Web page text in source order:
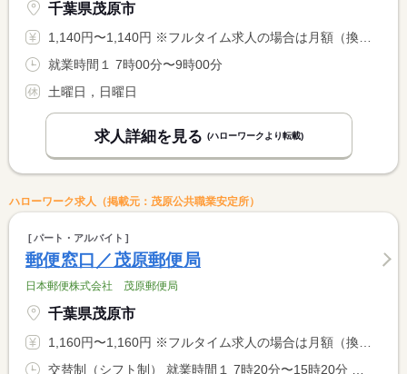
千葉県茂原市
1,140円〜1,140円 ※フルタイム求人の場合は月額（換算額）、パート求人の場合は時間額を表示しています。
就業時間１ 7時00分〜9時00分
土曜日，日曜日
求人詳細を見る (ハローワークより転載)
ハローワーク求人（掲載元：茂原公共職業安定所）
パート・アルバイト
郵便窓口／茂原郵便局
日本郵便株式会社 茂原郵便局
千葉県茂原市
1,160円〜1,160円 ※フルタイム求人の場合は月額（換算額）、パート求人の場合は時間額を表示しています。